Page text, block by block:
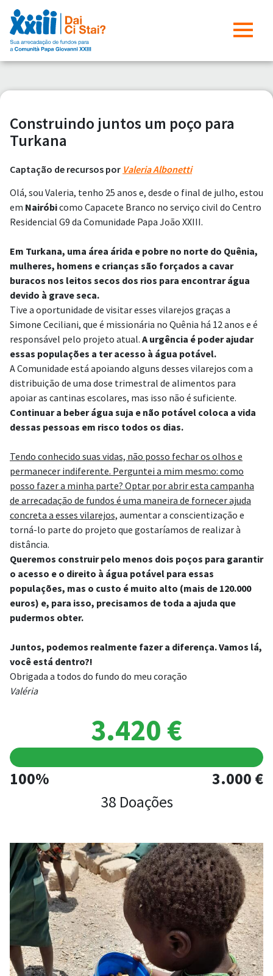
Construindo juntos um poço para
Turkana
Captação de recursos por Valeria Albonetti
Olá, sou Valeria, tenho 25 anos e, desde o final de julho, estou
em Nairóbicomo Capacete Branco no serviço civil do Centro
Residencial G9 da Comunidade Papa João XXIII.
Em Turkana, uma área árida e pobre no norte do Quênia,
mulheres, homens e crianças são forçados a cavar
buracos nos leitos secos dos rios para encontrar água
devido à grave seca.
Tive a oportunidade de visitar esses vilarejos graças a
Simone Ceciliani, que é missionária no Quênia há 12 anos e é
responsável pelo projeto atual. A urgência é poder ajudar
essas populações a ter acesso à água potável.
A Comunidade está apoiando alguns desses vilarejos com a
distribuição de uma dose trimestral de alimentos para
apoiar as cantinas escolares, mas isso não é suficiente.
Continuar a beber água suja e não potável coloca a vida
dessas pessoas em risco todos os dias.
Tendo conhecido suas vidas, não posso fechar os olhos e
permanecer indiferente. Perguntei a mim mesmo: como
posso fazer a minha parte? Optar por abrir esta campanha
de arrecadação de fundos é uma maneira de fornecer ajuda
concreta a esses vilarejos, aumentar a conscientização e
torná-lo parte do projeto que gostaríamos de realizar à
distância.
Queremos construir pelo menos dois poços para garantir
o acesso e o direito à água potável para essas
populações, mas o custo é muito alto (mais de 120.000
euros) e, para isso, precisamos de toda a ajuda que
pudermos obter.
Juntos, podemos realmente fazer a diferença.Vamos lá,
você está dentro?!
Obrigada a todos do fundo do meu coração
Valéria
3.420 €
100%
3.000 €
38 Doações